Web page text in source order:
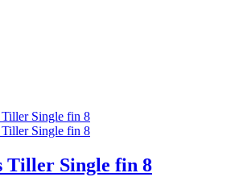
Tiller Single fin 8